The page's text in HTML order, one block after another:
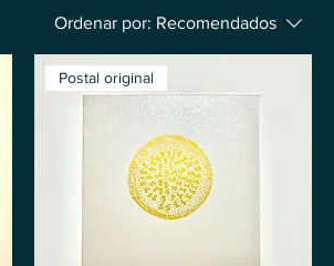
Ordenar por: Recomendados
Postal original